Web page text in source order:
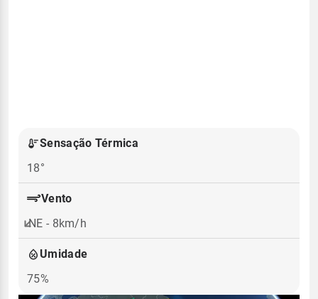
Sensação Térmica
18°
Vento
NE - 8km/h
Umidade
75%